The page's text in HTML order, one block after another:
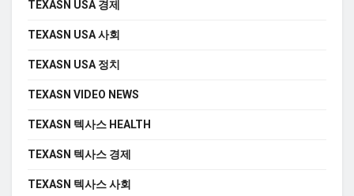
TEXASN USA 경제
TEXASN USA 사회
TEXASN USA 정치
TEXASN VIDEO NEWS
TEXASN 텍사스 HEALTH
TEXASN 텍사스 경제
TEXASN 텍사스 사회